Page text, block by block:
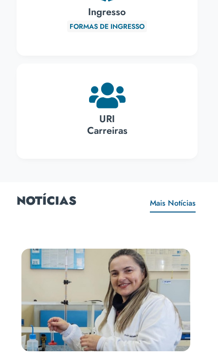
Ingresso
FORMAS DE INGRESSO
URI
Carreiras
NOTÍCIAS Mais Notícias